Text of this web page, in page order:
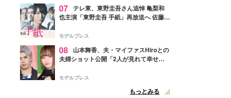
07 テレ東、東野圭吾さん追悼 亀梨和
也主演「東野圭吾 手紙」再放送へ 佐藤隆
モデルプレス
08
山本舞香、夫・マイファスHiroとの
夫婦ショット公開「2人が見れて幸せ」
モデルプレス
もっとみる